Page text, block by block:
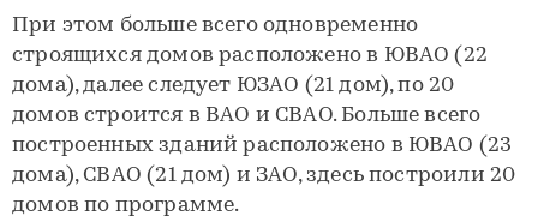
При этом больше всего одновременно
строящихся домов расположено в ЮВАО (22
дома), далее следует ЮЗАО (21 дом), по 20
домов строится в ВАО и СВАО. Больше всего
построенных зданий расположено в ЮВАО (23
дома), СВАО (21 дом) и ЗАО, здесь построили 20
домов по программе.